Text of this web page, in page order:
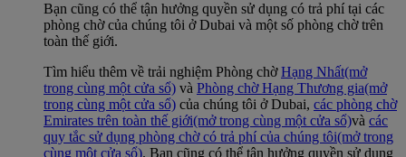
Bạn cũng có thể tận hưởng quyền sử dụng có trả phí tại các
phòng chờ của chúng tôi ở Dubai và một số phòng chờ trên
toàn thế giới.
Tìm hiểu thêm về trải nghiệm Phòng chờHạng Nhất(mở
trong cùng một cửa sổ) và Phòng chờ Hạng Thương gia(mở
trong cùng một cửa sổ) của chúng tôi ở Dubai, các phòng chờ
Emirates trên toàn thế giới(mở trong cùng một cửa sổ)và các
quy tắc sử dụng phòng chờ có trả phí của chúng tôi(mở trong
cùng một cửa sổ). Bạn cũng có thể tận hưởng quyền sử dụng